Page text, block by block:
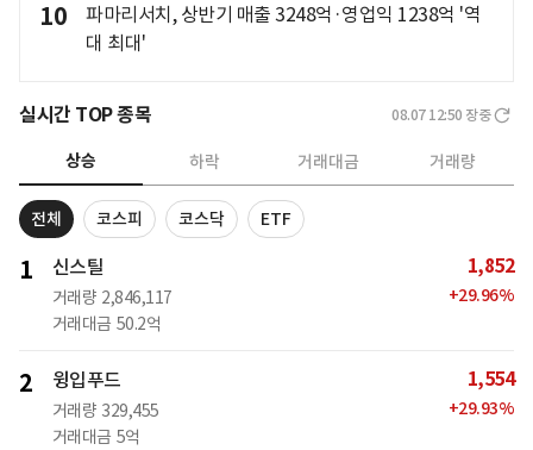
10
파마리서치, 상반기 매출 3248억·영업익 1238억 '역
대 최대'
실시간 TOP 종목 08.07 12:50 장중
상승 하락 거래대금 거래량
전체 코스피 코스닥 ETF
1 신스틸
거래량 2,846,117
거래대금 50.2억
1,852
+29.96%
2 윙입푸드
거래량 329,455
거래대금 5억
1,554
+29.93%